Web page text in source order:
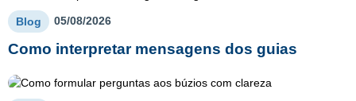
Blog 05/08/2026
Como interpretar mensagens dos guias